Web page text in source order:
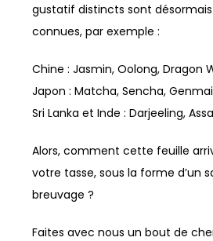
gustatif distincts sont
connues, par exemple :
Chine : Jasmin, Oolong, Dragon
Japon : Matcha, Sencha,
Sri Lanka et Inde : Darjeeling,
Alors, comment cette feuille
votre tasse, sous la forme d’un
breuvage ?
Faites avec nous un bout de